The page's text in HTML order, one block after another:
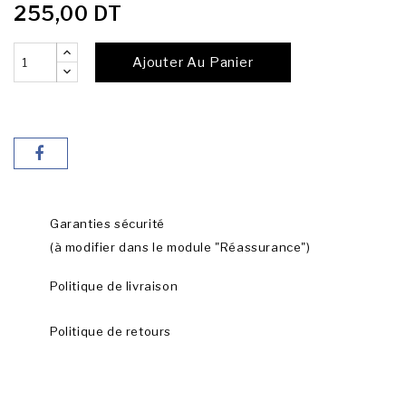
255,00 DT
Ajouter Au Panier
Garanties sécurité
(à modifier dans le module "Réassurance")
Politique de livraison
Politique de retours